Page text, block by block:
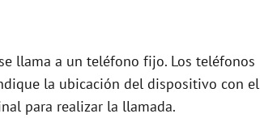
llama a un teléfono fijo. Los teléfonos
la ubicación del dispositivo con el
para realizar la llamada.